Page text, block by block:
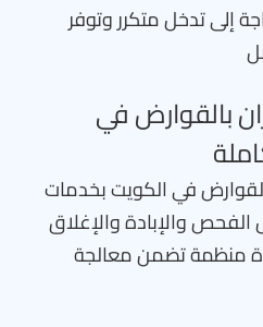
إلى تدخل متكرر وتوفر
بالقوارض في
في الكويت بخدمات
والإبادة والإغلاق
منظمة تضمن معالجة